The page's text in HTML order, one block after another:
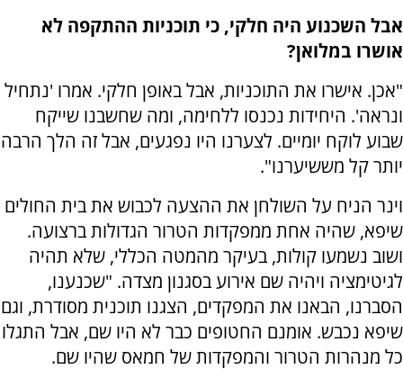
אבל השכנוע היה חלקי, כי תוכניות ההתקפה לא
אושרו במלואן?
"אכן. אישרו את התוכניות, אבל באופן חלקי. אמרו 'נתחיל
ונראה'. היחידות נכנסו ללחימה, ומה שחשבנו שייקח
שבוע לוקח יומיים. לצערנו היו נפגעים, אבל זה הלך הרבה
יותר קל מששיערנו".
וינר הניח על השולחן את ההצעה לכבוש את בית החולים
שיפא, שהיה אחת ממפקדות הטרור הגדולות ברצועה.
ושוב נשמעו קולות, בעיקר מהמטה הכללי, שלא תהיה
לגיטימציה ויהיה שם אירוע בסגנון מצדה. "שכנענו,
הסברנו, הבאנו את המפקדים, הצגנו תוכנית מסודרת, וגם
שיפא נכבש. אומנם החטופים כבר לא היו שם, אבל התגלו
כל מנהרות הטרור והמפקדות של חמאס שהיו שם.